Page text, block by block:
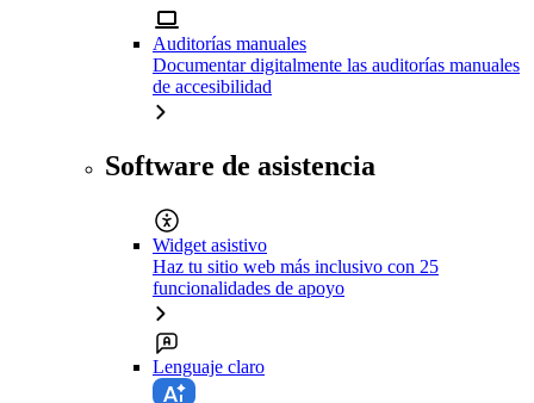
Auditorías manuales
Documentar digitalmente las auditorías manuales
de accesibilidad
Software de asistencia
Widget asistivo
Haz tu sitio web más inclusivo con 25
funcionalidades de apoyo
Lenguaje claro